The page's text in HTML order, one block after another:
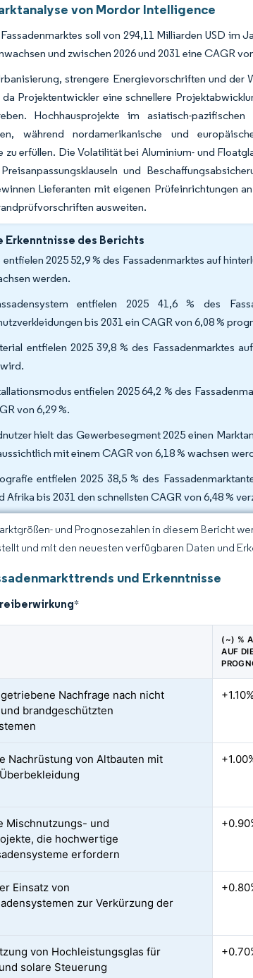
von Mordor Intelligence
soll von 294,11 Milliarden USD im
und zwischen 2026 und 2031 eine CAGR
strengere Energievorschriften und
Projektentwickler eine schnellere
Hochhausprojekte im asiatisch-
während nordamerikanische und
zu erfüllen. Die Volatilität bei Aluminium- und
und
Lieferanten mit eigenen Prüfeinrichtungen
ausweiten.
des Berichts
entfielen 2025 52,9 % des Fassadenmarktes auf
werden.
entfielen 2025 41,6 % des
bis 2031 ein CAGR von 6,08 %
entfielen 2025 39,8 % des Fassadenmarktes
entfielen 2025 64,2 % des
von 6,29 %.
hielt das Gewerbesegment 2025 einen
mit einem CAGR von 6,18 % wachsen
entfielen 2025 38,5 % des
Afrika bis 2031 den schnellsten CAGR von 6,48 %
und Prognosezahlen in diesem Bericht
und mit den neuesten verfügbaren Daten und
und Erkenntnisse
*
(~) %
AUF
Nachfrage nach nicht
brandgeschützten
+1.10%
Nachrüstung von Altbauten mit
Mischnutzungs- und
die hochwertige
erfordern
Einsatz von
zur Verkürzung der
von Hochleistungsglas für
solare Steuerung